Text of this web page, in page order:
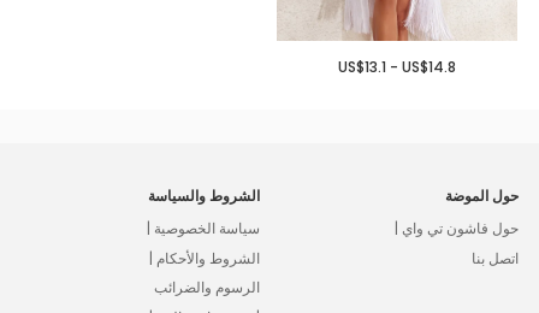
US$13.1 - US$14.8
حول الموضة
حول فاشون تي واي |
اتصل بنا
الشروط والسياسة
سياسة الخصوصية |
الشروط والأحكام |
الرسوم والضرائب